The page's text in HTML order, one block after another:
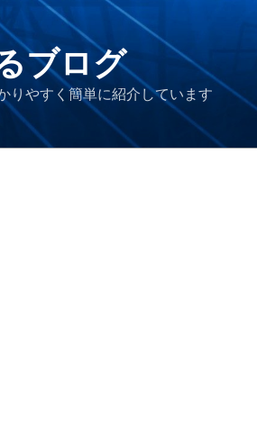
ブログ
りやすく簡単に紹介しています